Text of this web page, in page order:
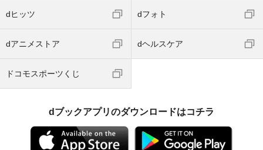
dヒッツ dフォト
dアニメストア dヘルスケア
ドコモスポーツくじ
dブックアプリのダウンロードはコチラ